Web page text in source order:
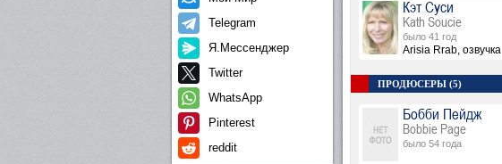
Telegram
Я.Мессенджер
Twitter
WhatsApp
Pinterest
reddit
Кэт Суси
Kath Soucie
было 41 год
Arisia Rrab, озвучка
ПРОДЮСЕРЫ (5)
Бобби Пейдж
Bobbie Page
было 54 года